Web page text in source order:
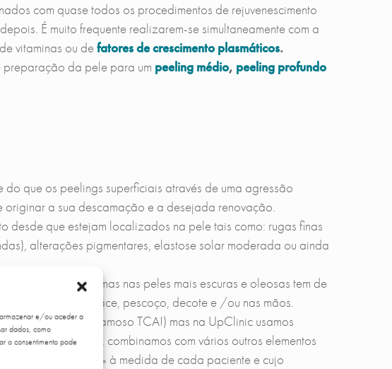
armazenar e/ou aceder a
dados, como
o consentimento pode
com quase todos os procedimentos de rejuvenescimento
É muito frequente realizarem-se simultaneamente com a
vitaminas ou defatores de crescimento plasmáticos.
preparação da pele para um peeling médio, peeling profundo
que os peelings superficiais através de uma agressão
a sua descamação e a desejada renovação.
desde que estejam localizados na pele tais como: rugas finas
alterações pigmentares, elastose solar moderada ou ainda
em adolescentes, mas nas peles mais escuras e oleosas tem de
ser realizado na face, pescoço, decote e /ou nas mãos.
(o famoso TCA!) mas na UpClinic usamos
para além disso, combinamos com vários outros elementos
«desenhado» à medida de cada paciente e cujo